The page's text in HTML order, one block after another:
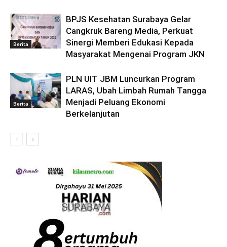
Berita
BPJS Kesehatan Surabaya Gelar
Cangkruk Bareng Media, Perkuat
Sinergi Memberi Edukasi Kepada
Masyarakat Mengenai Program JKN
Berita
PLN UIT JBM Luncurkan Program
LARAS, Ubah Limbah Rumah Tangga
Menjadi Peluang Ekonomi
Berkelanjutan